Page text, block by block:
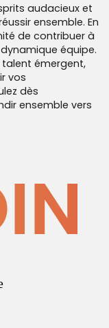
audacieux et
ensemble. En
de contribuer à
équipe.
émergent,
vos
dès
ensemble vers